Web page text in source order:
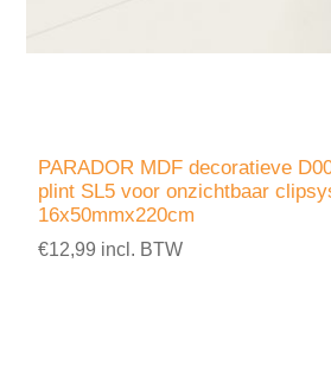
PARADOR MDF decoratieve
plint SL5 voor onzichtbaar
16x50mmx220cm
€12,99 incl. BTW